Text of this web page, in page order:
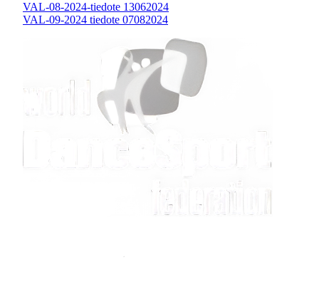
VAL-08-2024-tiedote 13062024
VAL-09-2024 tiedote 07082024